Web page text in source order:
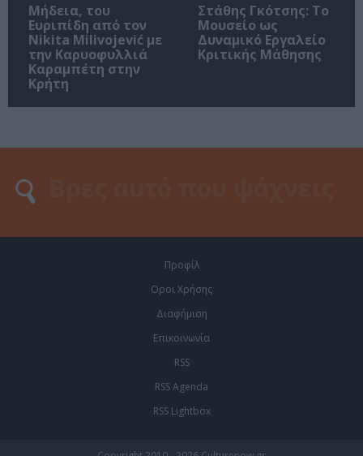
Μήδεια, του
Ευριπίδη από τον
Nikita Milivojević με
την Καρυοφυλλιά
Καραμπέτη στην
Κρήτη
Στάθης Γκότσης: Το
Μουσείο ως
Δυναμικό Εργαλείο
Κριτικής Μάθησης
Προφίλ
Οροι Χρήσης
Διαφήμιση
Επικοινωνία
RSS
RSS Agenda
RSS Lightbox